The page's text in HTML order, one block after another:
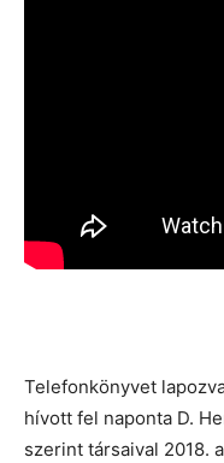
Telefonkönyvet
hívott fel naponta D.
szerint társaival 2018.